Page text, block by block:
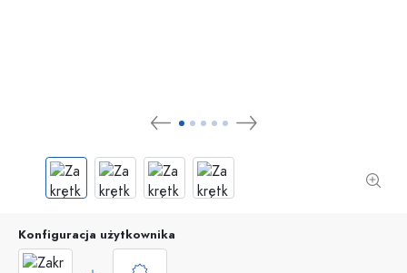
Konfiguracja użytkownika